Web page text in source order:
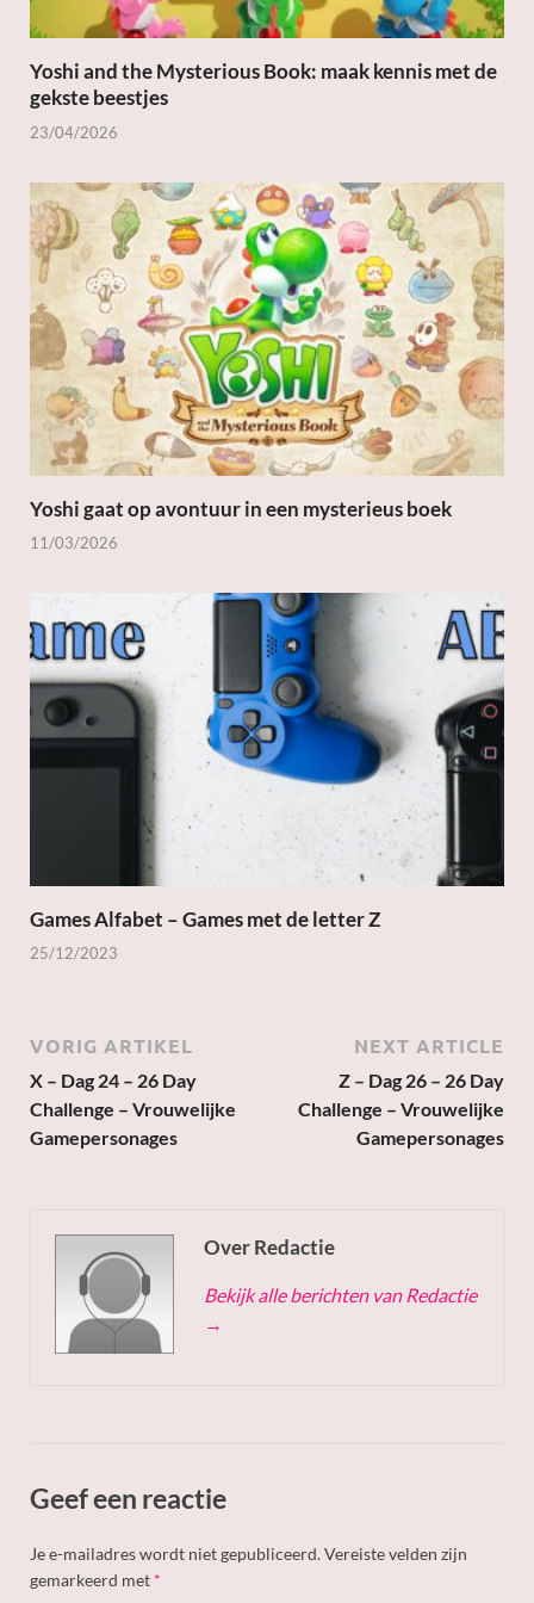
Yoshi and the Mysterious Book: maak kennis met de
gekste beestjes
23/04/2026
Yoshi gaat op avontuur in een mysterieus boek
11/03/2026
Games Alfabet – Games met de letter Z
25/12/2023
VORIG ARTIKEL
X – Dag 24 – 26 Day
Challenge – Vrouwelijke
Gamepersonages
NEXT ARTICLE
Z – Dag 26 – 26 Day
Challenge – Vrouwelijke
Gamepersonages
Over Redactie
Bekijk alle berichten van Redactie
→
Geef een reactie
Je e-mailadres wordt niet gepubliceerd.Vereiste velden zijn
gemarkeerd met *